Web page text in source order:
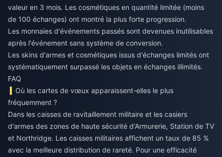
valeur en 3 mois. Les cosmétiques en quantité limitée (moins
de 100 échanges) ont montré la plus forte progression.
Les monnaies d'événements passés sont devenues inutilisables
après l'événement sans système de conversion.
Les skins d'armes et cosmétiques issus d'échanges limités ont
systématiquement surpassé les objets en échanges illimités.
FAQ
Où les cartes de vœux apparaissent-elles le plus
fréquemment ?
Dans les caisses de ravitaillement militaire et les casiers
d'armes des zones de haute sécurité d'Armurerie, Station de TV
et Northridge. Les caisses militaires affichent un taux de 85 %
avec la meilleure distribution de rareté. Pour une efficacité